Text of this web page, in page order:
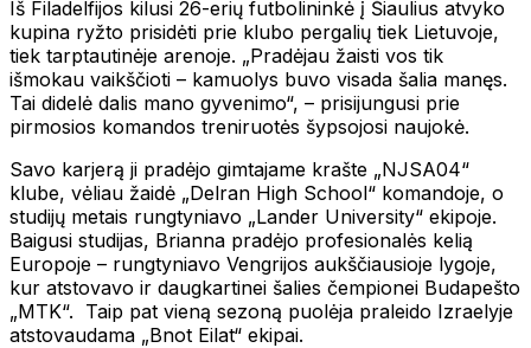
Iš Filadelfijos kilusi 26-erių futbolininkė į Šiaulius atvyko
kupina ryžto prisidėti prie klubo pergalių tiek Lietuvoje,
tiek tarptautinėje arenoje. „Pradėjau žaisti vos tik
išmokau vaikščioti – kamuolys buvo visada šalia manęs.
Tai didelė dalis mano gyvenimo“, – prisijungusi prie
pirmosios komandos treniruotės šypsojosi naujokė.
Savo karjerą ji pradėjo gimtajame krašte „NJSA04“
klube, vėliau žaidė „Delran High School“ komandoje, o
studijų metais rungtyniavo „Lander University“ ekipoje.
Baigusi studijas, Brianna pradėjo profesionalės kelią
Europoje – rungtyniavo Vengrijos aukščiausioje lygoje,
kur atstovavo ir daugkartinei šalies čempionei Budapešto
„MTK“. Taip pat vieną sezoną puolėja praleido Izraelyje
atstovaudama „Bnot Eilat“ ekipai.